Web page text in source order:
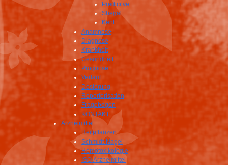
Predicitve
Shegal
Kent
Anamnese
Diagnose
Krankheit
Gesundheit
Prognose
Verlauf
Dosierung
Repertorisation
Fragebogen
KONTAKT
Arzneimittel
Heilpflanzen
Schmidt-Nagel
Homotoxikologie
ISO Arzneimittel